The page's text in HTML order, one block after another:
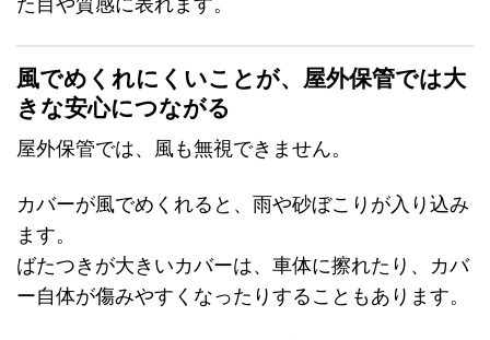
た目や質感に表れます。
風でめくれにくいことが、屋外保管では大
きな安心につながる
屋外保管では、風も無視できません。
カバーが風でめくれると、雨や砂ぼこりが入り込み
ます。
ばたつきが大きいカバーは、車体に擦れたり、カバ
ー自体が傷みやすくなったりすることもあります。